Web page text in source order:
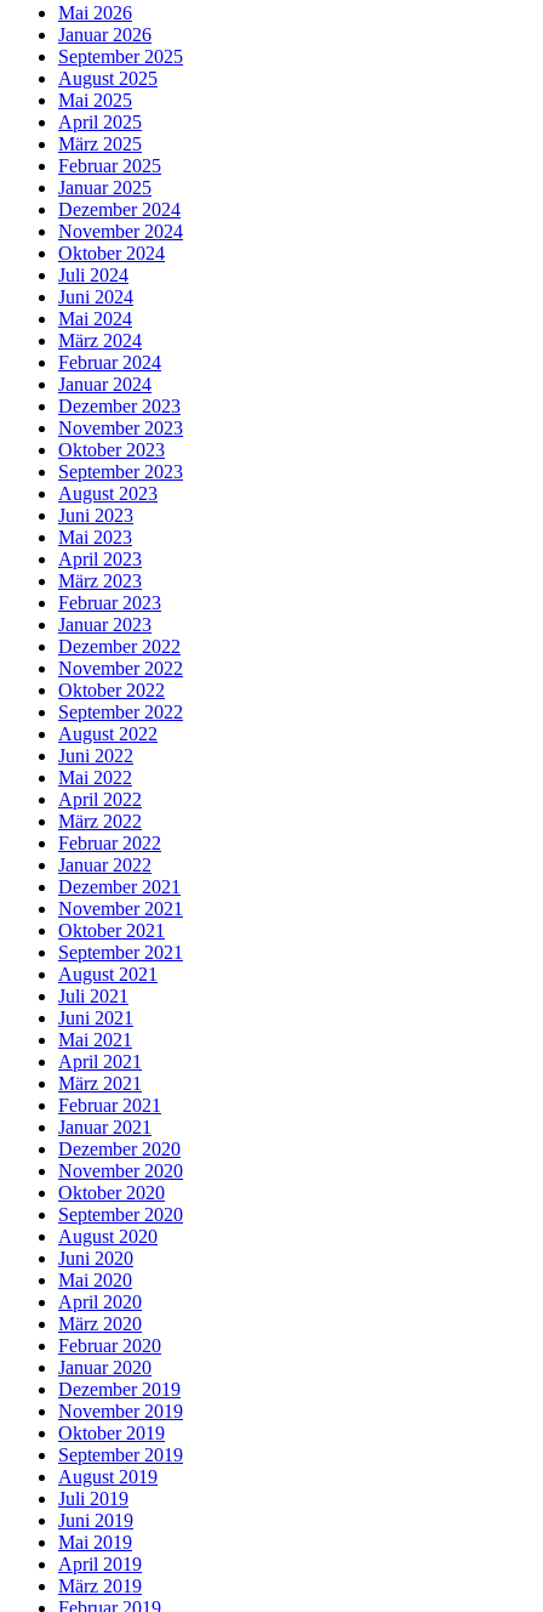
Mai 2026
Januar 2026
September 2025
August 2025
Mai 2025
April 2025
März 2025
Februar 2025
Januar 2025
Dezember 2024
November 2024
Oktober 2024
Juli 2024
Juni 2024
Mai 2024
März 2024
Februar 2024
Januar 2024
Dezember 2023
November 2023
Oktober 2023
September 2023
August 2023
Juni 2023
Mai 2023
April 2023
März 2023
Februar 2023
Januar 2023
Dezember 2022
November 2022
Oktober 2022
September 2022
August 2022
Juni 2022
Mai 2022
April 2022
März 2022
Februar 2022
Januar 2022
Dezember 2021
November 2021
Oktober 2021
September 2021
August 2021
Juli 2021
Juni 2021
Mai 2021
April 2021
März 2021
Februar 2021
Januar 2021
Dezember 2020
November 2020
Oktober 2020
September 2020
August 2020
Juni 2020
Mai 2020
April 2020
März 2020
Februar 2020
Januar 2020
Dezember 2019
November 2019
Oktober 2019
September 2019
August 2019
Juli 2019
Juni 2019
Mai 2019
April 2019
März 2019
Februar 2019